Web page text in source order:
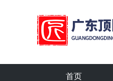
广东顶匠律师事
首页